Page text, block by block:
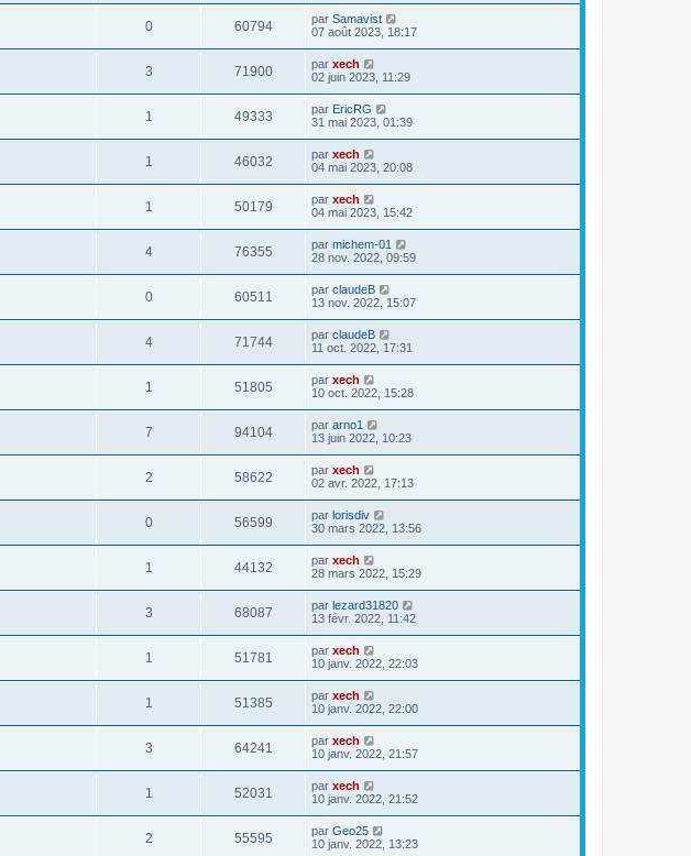
0 60794 par Samavist
07 août 2023, 18:17
3 71900 par xech
02 juin 2023, 11:29
1 49333 par EricRG
31 mai 2023, 01:39
1 46032 par xech
04 mai 2023, 20:08
1 50179 par xech
04 mai 2023, 15:42
4 76355 par michem-01
28 nov. 2022, 09:59
0 60511 par claudeB
13 nov. 2022, 15:07
4 71744 par claudeB
11 oct. 2022, 17:31
1 51805 par xech
10 oct. 2022, 15:28
7 94104 par arno1
13 juin 2022, 10:23
2 58622 par xech
02 avr. 2022, 17:13
0 56599 par lorisdiv
30 mars 2022, 13:56
1 44132 par xech
28 mars 2022, 15:29
3 68087 par lezard31820
13 févr. 2022, 11:42
1 51781 par xech
10 janv. 2022, 22:03
1 51385 par xech
10 janv. 2022, 22:00
3 64241 par xech
10 janv. 2022, 21:57
1 52031 par xech
10 janv. 2022, 21:52
2 55595 par Geo25
10 janv. 2022, 13:23